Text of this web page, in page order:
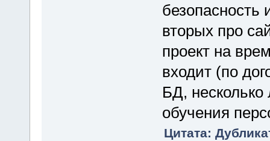
безопасность
вторых про
проект на
входит (по
БД, несколько
обучения
Цитата: